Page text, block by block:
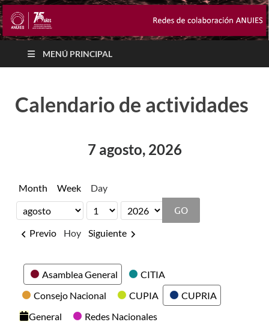
MENÚ PRINCIPAL
Calendario de actividades
7 agosto, 2026
Month Week Day
Month
Day
Year
Previo
Hoy Siguiente
CategoriesAsamblea General
CITIA
Consejo Nacional
CUPIA
CUPRIA
General
Redes Nacionales